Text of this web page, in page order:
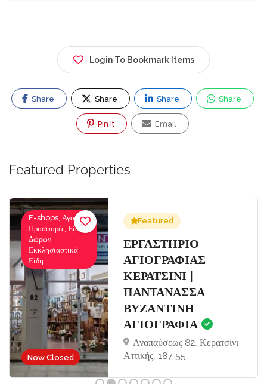
Login To Bookmark Items
Share Share Share Share
Pin It Email
Featured Properties
Now Closed
E-shops, Αγορές-
Προσφορές, Είδη
Δώρων,
Εκκλησιαστικά
Είδη
Featured
ΕΡΓΑΣΤΗΡΙΟ
ΑΓΙΟΓΡΑΦΙΑΣ
ΚΕΡΑΤΣΙΝΙ |
ΠΑΝΤΑΝΑΣΣΑ
ΒΥΖΑΝΤΙΝΗ
ΑΓΙΟΓΡΑΦΙΑ
Αναπαύσεως 82, Κερατσίνι
Αττικής, 187 55